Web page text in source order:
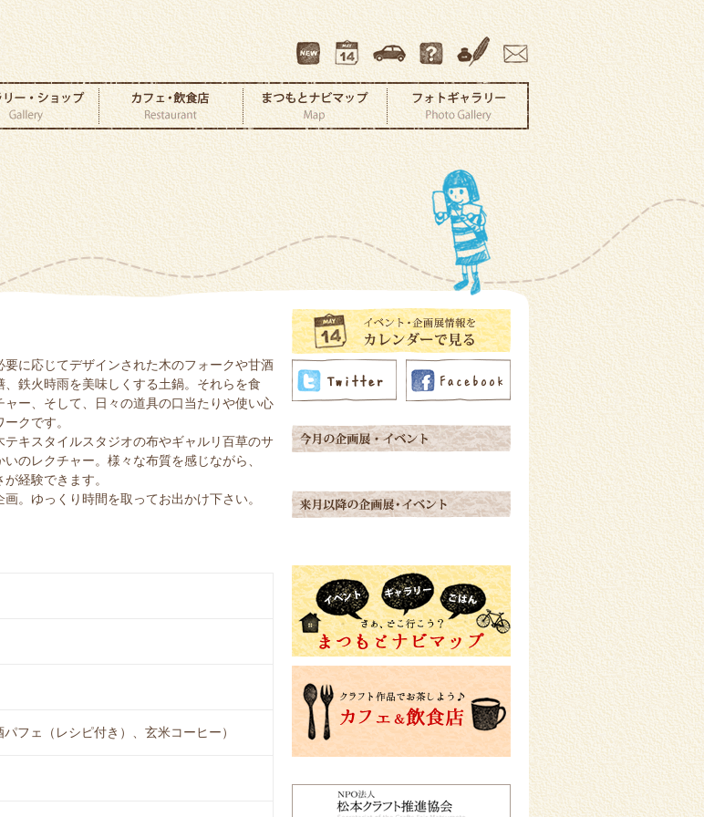
要に応じてデザインされた木のフォークや甘酒
、鉄火時雨を美味しくする土鍋。それらを食
ャー、そして、日々の道具の口当たりや使い心
クです。
テキスタイルスタジオの布やギャルリ百草のサ
のレクチャー。様々な布質を感じながら、
経験できます。
。ゆっくり時間を取ってお出かけ下さい。
フェ（レシピ付き）、玄米コーヒー）